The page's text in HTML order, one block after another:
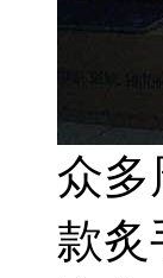
众多
款炙